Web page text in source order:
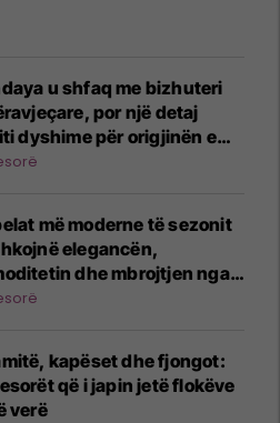
u shfaq me bizhuteri
por një detaj
dyshime për origjinën e
më moderne të sezonit
elegancën,
dhe mbrojtjen nga
kapëset dhe fjongot:
që i japin jetë flokëve
verë